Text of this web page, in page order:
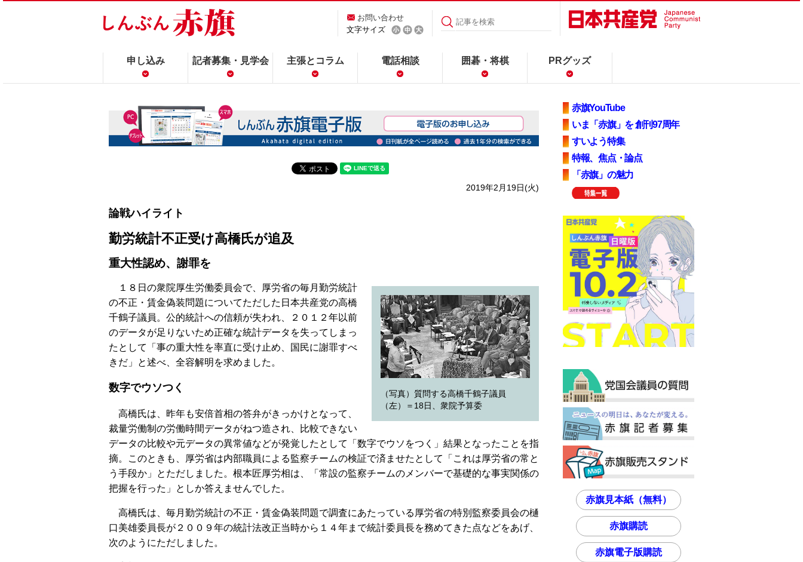
お問い合わせ
文字サイズ
申し込み 記者募集・見学会 主張とコラム 電話相談 囲碁・将棋 PRグッズ
2019年2月19日(火)
論戦ハイライト
勤労統計不正受け高橋氏が追及
重大性認め、謝罪を
（写真）質問する高橋千鶴子議員
（左）＝18日、衆院予算委
１８日の衆院厚生労働委員会で、厚労省の毎月勤労統計
の不正・賃金偽装問題についてただした日本共産党の高橋
千鶴子議員。公的統計への信頼が失われ、２０１２年以前
のデータが足りないため正確な統計データを失ってしまっ
たとして「事の重大性を率直に受け止め、国民に謝罪すべ
きだ」と述べ、全容解明を求めました。
数字でウソつく
高橋氏は、昨年も安倍首相の答弁がきっかけとなって、
裁量労働制の労働時間データがねつ造され、比較できない
データの比較や元データの異常値などが発覚したとして「数字でウソをつく」結果となったことを指
摘。このときも、厚労省は内部職員による監察チームの検証で済ませたとして「これは厚労省の常と
う手段か」とただしました。根本匠厚労相は、「常設の監察チームのメンバーで基礎的な事実関係の
把握を行った」としか答えませんでした。
高橋氏は、毎月勤労統計の不正・賃金偽装問題で調査にあたっている厚労省の特別監察委員会の樋
口美雄委員長が２００９年の統計法改正当時から１４年まで統計委員長を務めてきた点などをあげ、
次のようにただしました。
赤旗YouTube
いま「赤旗」を 創刊97周年
すいよう特集
特報、焦点・論点
「赤旗」の魅力
赤旗見本紙（無料）
赤旗購読
赤旗電子版購読